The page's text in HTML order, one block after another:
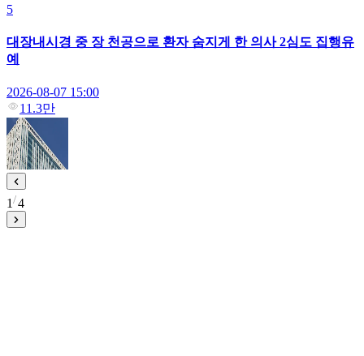
5
대장내시경 중 장 천공으로 환자 숨지게 한 의사 2심도 집행유
예
2026-08-07 15:00
11.3만
1 4